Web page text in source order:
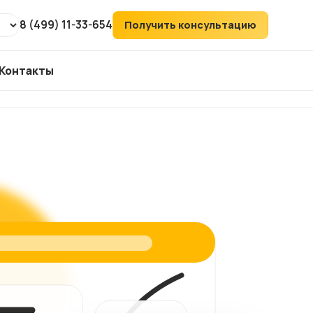
8 (499) 11-33-654 Получить консультацию
Контакты